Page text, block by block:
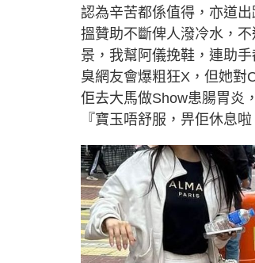
認為辛苦都係值得，亦道
搵贊助不斷俾人潑冷水，
景，我幫阿儀挽鞋，連助
臭網友會爆粗狂X，但她對
佢去大馬做Show患腸胃炎
『寶玉唔舒服，畀佢休息